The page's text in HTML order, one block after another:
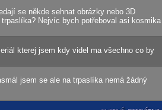
se někde sehnat obrázky nebo 3D
Nejvíc bych potřeboval asi kosmika
kterej jsem kdy videl ma všechno co by
jsem se ale na trpaslíka nemá žádný